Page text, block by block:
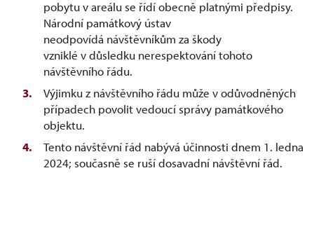
pobytu v areálu se řídí obecně platnými předpisy.
Národní památkový ústav
neodpovídá návštěvníkům za škody
vzniklé v důsledku nerespektování tohoto
návštěvního řádu.
Výjimku z návštěvního řádu může v odůvodněných
případech povolit vedoucí správy památkového
objektu.
Tento návštěvní řád nabývá účinnosti dnem 1. ledna
2024; současně se ruší dosavadní návštěvní řád.